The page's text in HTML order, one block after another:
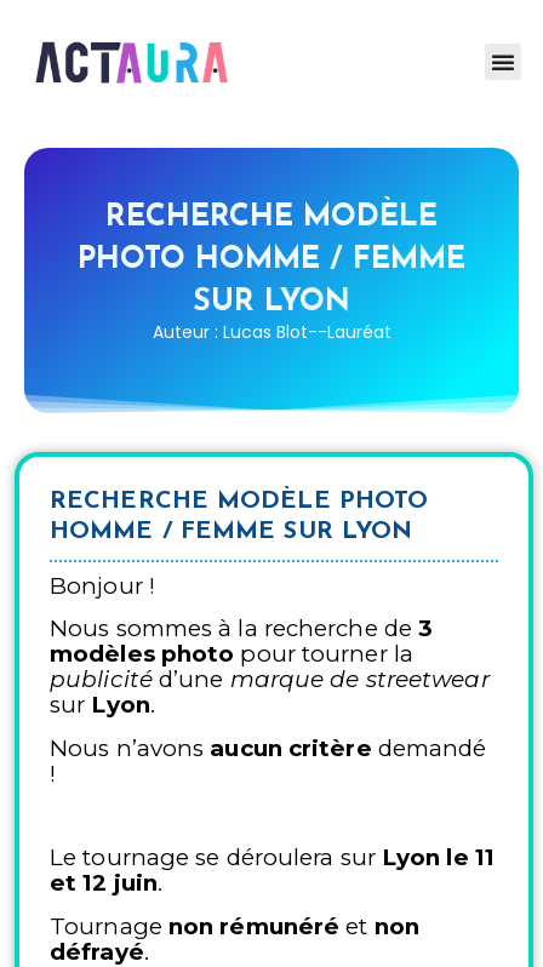
RECHERCHE MODÈLE
PHOTO HOMME / FEMME
SUR LYON
Auteur : Lucas Blot--Lauréat
RECHERCHE MODÈLE PHOTO
HOMME / FEMME SUR LYON
Bonjour !
Nous sommes à la recherche de 3
modèles photo pour tourner la
publicitéd’une marque de streetwear
sur Lyon.
Nous n’avons aucun critère demandé
!
Le tournage se déroulera sur Lyon le 11
et 12 juin.
Tournage non rémunéré et non
défrayé.